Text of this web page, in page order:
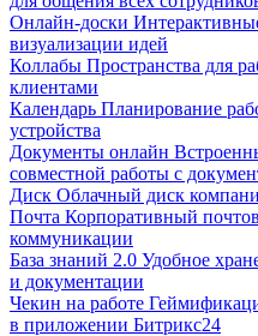
Онлайн-доски
визуализации идей
Коллабы Пространства для
клиентами
Календарь Планирование
устройства
Документы онлайн
совместной работы с
Диск Облачный диск
Почта Корпоративный
коммуникации
База знаний 2.0 Удобное
и документации
Чекин на работе
в приложении Битрикс24